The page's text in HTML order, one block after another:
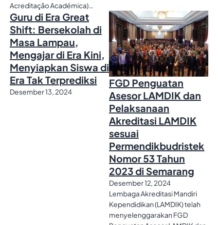
Acreditação Académica)…
Guru di Era Great
Shift: Bersekolah di
Masa Lampau,
Mengajar di Era Kini,
Menyiapkan Siswa di
Era Tak Terprediksi
Desember 13, 2024
FGD Penguatan
Asesor LAMDIK dan
Pelaksanaan
Akreditasi LAMDIK
sesuai
Permendikbudristek
Nomor 53 Tahun
2023 di Semarang
Desember 12, 2024
Lembaga Akreditasi Mandiri
Kependidikan (LAMDIK) telah
menyelenggarakan FGD